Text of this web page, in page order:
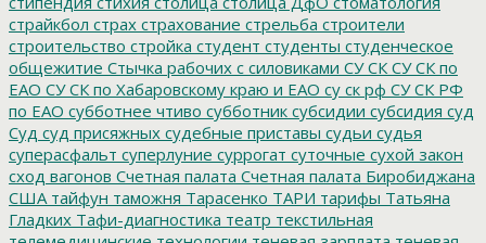
страйкбол страх страхование стрельба строители
строительство стройка студент студенты студенческое
общежитие Стычка рабочих с силовиками СУ СК СУ СК по
ЕАО СУ СК по Хабаровскому краю и ЕАО су ск рф СУ СК РФ
по ЕАО субботнее чтиво субботник субсидии субсидия суд
Суд суд присяжных судебные приставы судьи судья
суперасфальт суперлуние суррогат суточные сухой закон
сход вагонов Счетная палата Счетная палата Биробиджана
США тайфун таможня Тарасенко ТАРИ тарифы Татьяна
Гладких Тафи-диагностика театр текстильная